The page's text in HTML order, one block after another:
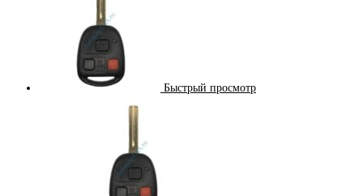
Быстрый просмотр